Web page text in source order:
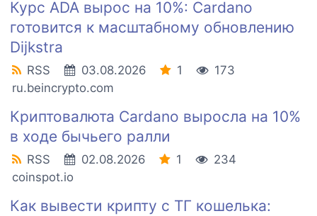
Курс ADA вырос на 10%: Cardano
готовится к масштабному обновлению
Dijkstra
RSS 03.08.2026 1
173
ru.beincrypto.com
Криптовалюта Cardano выросла на 10%
в ходе бычьего ралли
RSS 02.08.2026 1
234
coinspot.io
Как вывести крипту с ТГ кошелька: